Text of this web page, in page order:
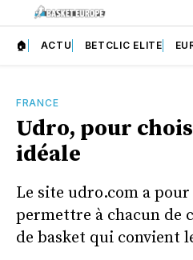
🏠 ACTU BETCLIC ELITE
FRANCE
Udro, pour
idéale
Le site udro.com a
permettre à chacun de
de basket qui convient